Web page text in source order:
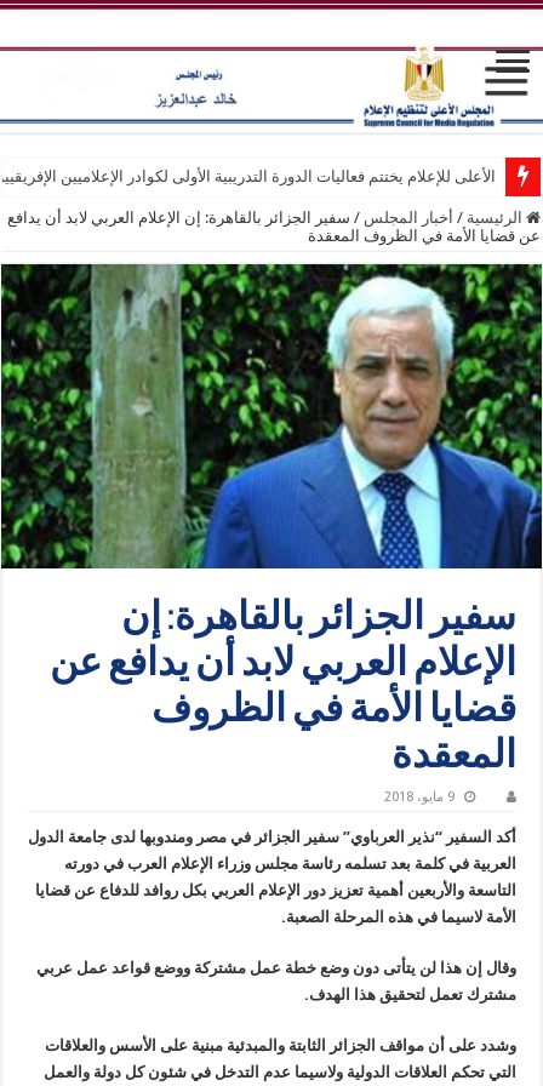
الأعلى للإعلام يختتم فعاليات الدورة التدريبية الأولى لكوادر الإعلاميين
الرئيسية / أخبار المجلس / سفير الجزائر بالقاهرة: إن الإعلام العربي لابد أن يدافع
عن قضايا الأمة في الظروف المعقدة
سفير الجزائر بالقاهرة: إن
الإعلام العربي لابد أن يدافع عن
قضايا الأمة في الظروف
المعقدة
9 مايو، 2018
أكد السفير “نذير العرباوي” سفير الجزائر في مصر ومندوبها لدى جامعة الدول
العربية في كلمة بعد تسلمه رئاسة مجلس وزراء الإعلام العرب في دورته
التاسعة والأربعين أهمية تعزيز دور الإعلام العربي بكل روافد للدفاع عن قضايا
الأمة لاسيما في هذه المرحلة الصعبة.
وقال إن هذا لن يتأتى دون وضع خطة عمل مشتركة ووضع قواعد عمل عربي
مشترك تعمل لتحقيق هذا الهدف.
وشدد على أن مواقف الجزائر الثابتة والمبدئية مبنية على الأسس والعلاقات
التي تحكم العلاقات الدولية ولاسيما عدم التدخل في شئون كل دولة والعمل